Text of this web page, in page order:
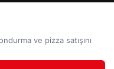
ve pizza satışını